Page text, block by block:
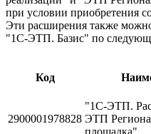
при условии приобретения
Эти расширения также
"1С-ЭТП. Базис" по
Код
2900001978828
"1С-ЭТП.
ЭТП